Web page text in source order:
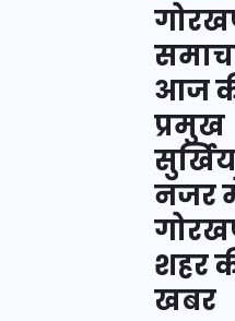
आज
प्रमुख
नजर
शहर
खबर